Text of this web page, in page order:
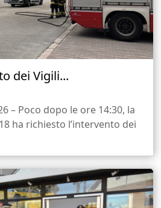
dei Vigili...
– Poco dopo le ore 14:30, la
ha richiesto l’intervento dei